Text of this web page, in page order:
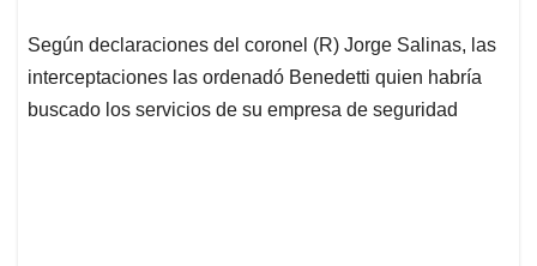
Según declaraciones del coronel (R) Jorge Salinas, las
interceptaciones las ordenadó Benedetti quien habría
buscado los servicios de su empresa de seguridad